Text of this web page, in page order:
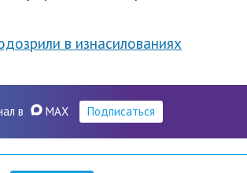
в изнасилованиях
в MAX Подписаться